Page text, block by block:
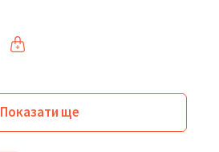
Показати ще